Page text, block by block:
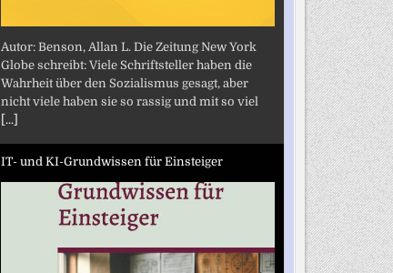
Autor: Benson, Allan L. Die Zeitung New York
Globe schreibt: Viele Schriftsteller haben die
Wahrheit über den Sozialismus gesagt, aber
nicht viele haben sie so rassig und mit so viel
[...]
IT- und KI-Grundwissen für Einsteiger